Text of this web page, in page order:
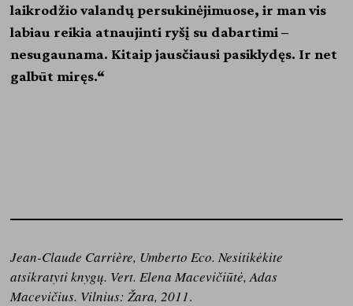
laikrodžio valandų persukinėjimuose, ir man vis
labiau reikia atnaujinti ryšį su dabartimi –
nesugaunama. Kitaip jausčiausi pasiklydęs. Ir net
galbūt miręs.“
Jean-Claude Carrière, Umberto Eco. Nesitikėkite
atsikratyti knygų. Vert. Elena Macevičiūtė, Adas
Macevičius. Vilnius: Žara, 2011.